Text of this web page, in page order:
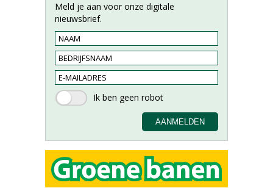
Meld je aan voor onze digitale
nieuwsbrief.